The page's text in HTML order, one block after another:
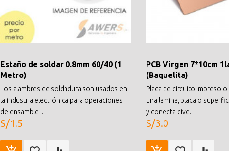
Estaño de soldar 0.8mm 60/40 (1
Metro)
Los alambres de soldadura son usados en
la industria electrónica para operaciones
de ensamble ..
S/1.5
PCB Virgen 7*10cm
(Baquelita)
Placa de circuito impreso o
una lamina, placa o
y conecta dive..
S/3.0